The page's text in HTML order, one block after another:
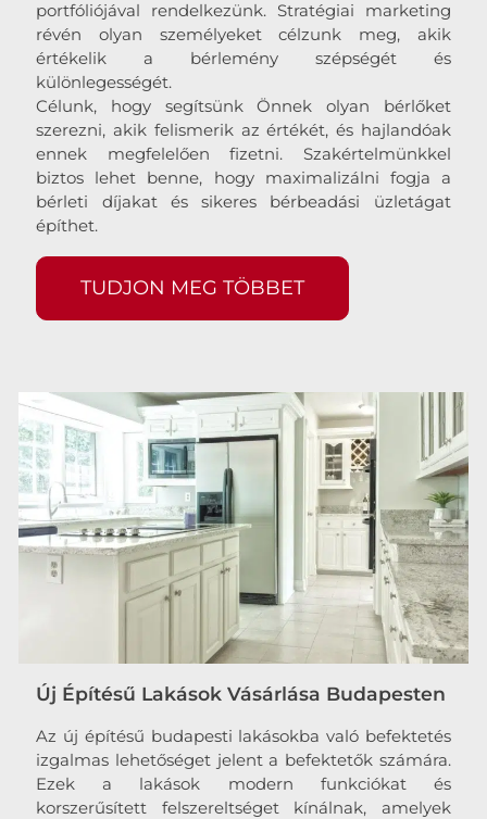
portfóliójával rendelkezünk. Stratégiai marketing
révén olyan személyeket célzunk meg, akik
értékelik a bérlemény szépségét és
különlegességét.
Célunk, hogy segítsünk Önnek olyan bérlőket
szerezni, akik felismerik az értékét, és hajlandóak
ennek megfelelően fizetni. Szakértelmünkkel
biztos lehet benne, hogy maximalizálni fogja a
bérleti díjakat és sikeres bérbeadási üzletágat
építhet.
TUDJON MEG TÖBBET
Új Építésű Lakások Vásárlása Budapesten
Az új építésű budapesti lakásokba való befektetés
izgalmas lehetőséget jelent a befektetők számára.
Ezek a lakások modern funkciókat és
korszerűsített felszereltséget kínálnak, amelyek